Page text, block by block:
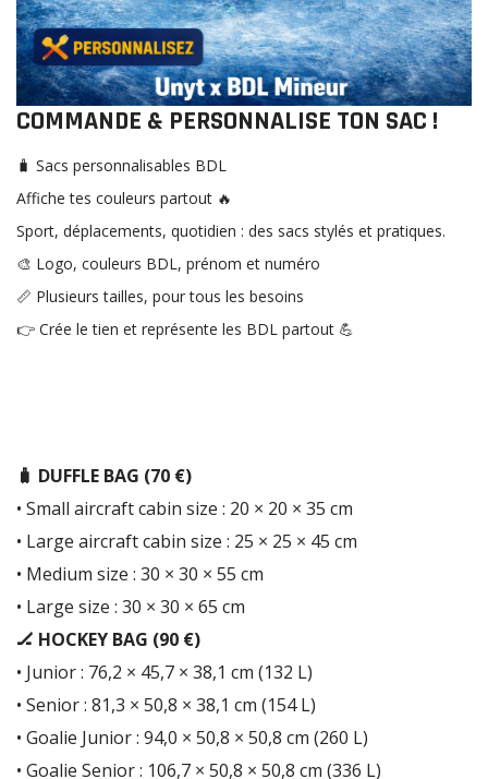
COMMANDE & PERSONNALISE TON SAC !
🧳 Sacs personnalisables BDL
Affiche tes couleurs partout 🔥
Sport, déplacements, quotidien : des sacs stylés et pratiques.
🎨 Logo, couleurs BDL, prénom et numéro
📏 Plusieurs tailles, pour tous les besoins
👉 Crée le tien et représente les BDL partout 💪
🧳 DUFFLE BAG (70 €)
• Small aircraft cabin size : 20 × 20 × 35 cm
• Large aircraft cabin size : 25 × 25 × 45 cm
• Medium size : 30 × 30 × 55 cm
• Large size : 30 × 30 × 65 cm
🏒 HOCKEY BAG (90 €)
• Junior : 76,2 × 45,7 × 38,1 cm (132 L)
• Senior : 81,3 × 50,8 × 38,1 cm (154 L)
• Goalie Junior : 94,0 × 50,8 × 50,8 cm (260 L)
• Goalie Senior : 106,7 × 50,8 × 50,8 cm (336 L)